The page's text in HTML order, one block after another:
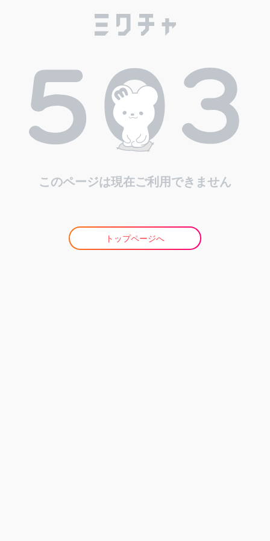
このページは現在ご利用できません